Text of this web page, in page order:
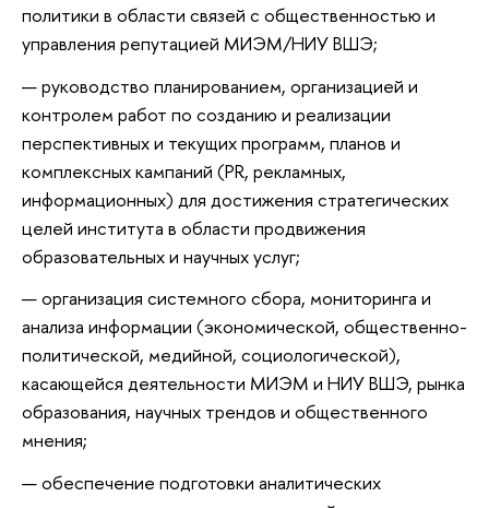
политики в области связей с общественностью и
управления репутацией МИЭМ/НИУ ВШЭ;
руководство планированием, организацией и
контролем работ по созданию и реализации
перспективных и текущих программ, планов и
комплексных кампаний (PR, рекламных,
информационных) для достижения стратегических
целей института в области продвижения
образовательных и научных услуг;
организация системного сбора, мониторинга и
анализа информации (экономической, общественно-
политической, медийной, социологической),
касающейся деятельности МИЭМ и НИУ ВШЭ, рынка
образования, научных трендов и общественного
мнения;
обеспечение подготовки аналитических